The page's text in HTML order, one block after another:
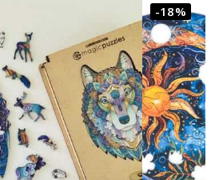
-18%